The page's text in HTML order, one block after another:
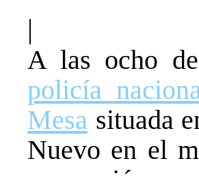
|
A las ocho
policía
Mesa situada
Nuevo en el